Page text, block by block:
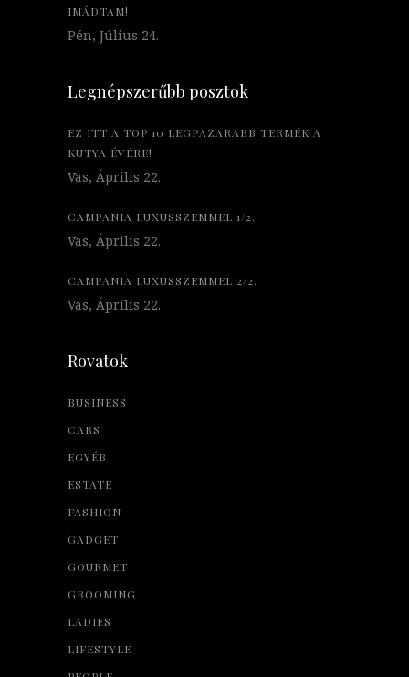
IMÁDTAM!
Pén, Július 24.
Legnépszerűbb posztok
EZ ITT A TOP 10 LEGPAZARABB TERMÉK A
KUTYA ÉVÉRE!
Vas, Április 22.
CAMPANIA LUXUSSZEMMEL 1/2.
Vas, Április 22.
CAMPANIA LUXUSSZEMMEL 2/2.
Vas, Április 22.
Rovatok
BUSINESS
CARS
EGYÉB
ESTATE
FASHION
GADGET
GOURMET
GROOMING
LADIES
LIFESTYLE